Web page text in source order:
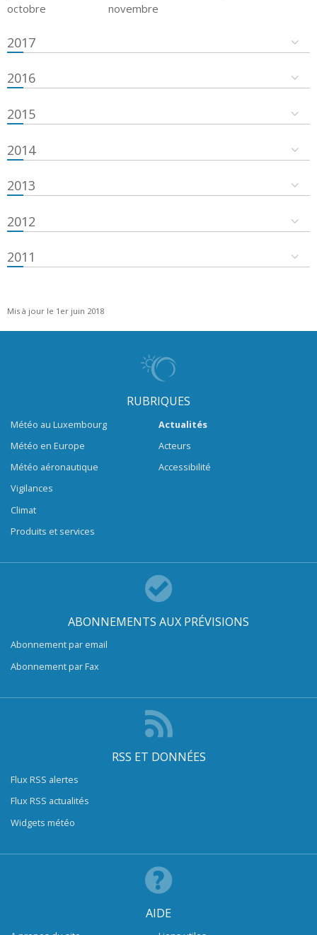
octobre
novembre
2017
2016
2015
2014
2013
2012
2011
Mis à jour le 1er juin 2018
RUBRIQUES
Météo au Luxembourg
Météo en Europe
Météo aéronautique
Vigilances
Climat
Produits et services
Actualités
Acteurs
Accessibilité
ABONNEMENTS AUX PRÉVISIONS
Abonnement par email
Abonnement par Fax
RSS ET DONNÉES
Flux RSS alertes
Flux RSS actualités
Widgets météo
AIDE